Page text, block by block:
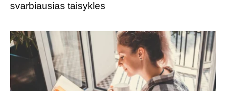
svarbiausias taisykles